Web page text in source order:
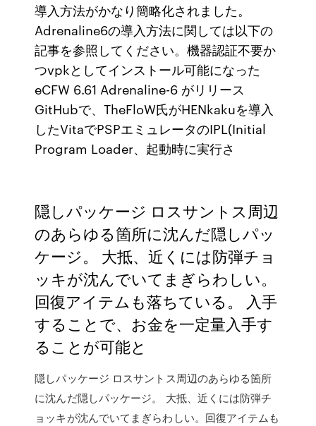
導入方法がかなり簡略化されました。
Adrenaline6の導入方法に関しては以下の
記事を参照してください。機器認証不要か
つvpkとしてインストール可能になった
eCFW 6.61 Adrenaline-6 がリリース
GitHubで、TheFloW氏がHENkakuを導入
したVitaでPSPエミュレータのIPL(Initial
Program Loader、起動時に実行さ
隠しパッケージ ロスサントス周辺
のあらゆる箇所に沈んだ隠しパッ
ケージ。 大抵、近くには防弾チョ
ッキが沈んでいてまぎらわしい。
回復アイテムも落ちている。 入手
することで、お金を一定量入手す
ることが可能と
隠しパッケージ ロスサントス周辺のあらゆる箇所
に沈んだ隠しパッケージ。 大抵、近くには防弾チ
ョッキが沈んでいてまぎらわしい。回復アイテムも